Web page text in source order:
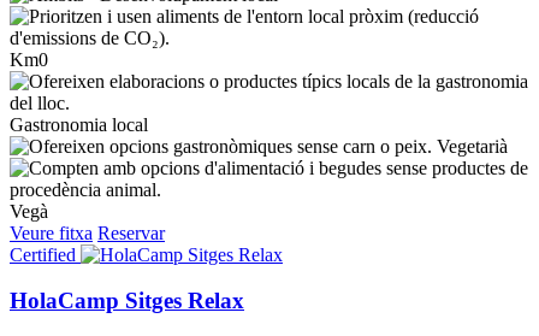
Km0
Gastronomia local
Vegetarià
Vegà
Veure fitxa Reservar
Certified
HolaCamp Sitges Relax